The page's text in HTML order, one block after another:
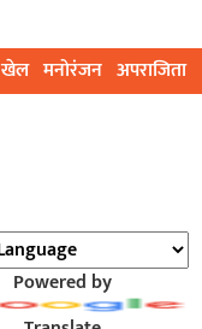
खेल मनोरंजन अपराजिता
Powered by